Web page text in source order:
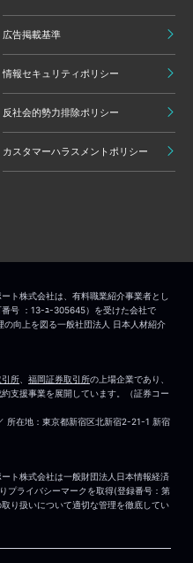
広告掲載基準
情報セキュリティポリシー
反社会的勢力排除ポリシー
カスタマーハラスメントポリシー